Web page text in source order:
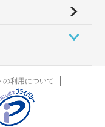
の利用について